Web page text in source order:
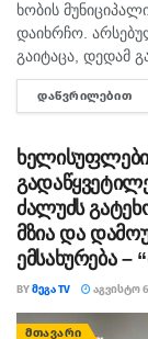
ხობის
დაიხრჩო.
გაიტაცა, დედამ
გაიტაცა.
მდინარიდან
ᲓᲐᲬᲕᲠᲘᲚᲔᲑᲘᲗ
ძალუძს
მზია და
ემსახურება –
BYᲛᲔᲒᲐ TV ᲐᲒᲕᲘᲡᲢᲝ
ᲛᲗᲐᲕᲐᲠᲘ